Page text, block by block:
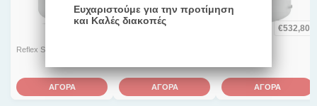
Reflex S 100
ΑΓΟΡΑ ΑΓΟΡΑ
€532,80
ΑΓΟΡΑ
Ευχαριστούμε για την προτίμηση
και Καλές διακοπές